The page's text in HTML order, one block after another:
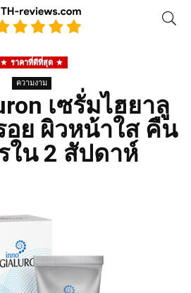
ราคาที่ดีที่สุด
ความงาม
เซรั่มไฮยาลู
อย ผิวหน้าใส คืน
ใน 2 สัปดาห์